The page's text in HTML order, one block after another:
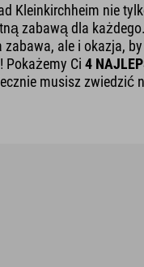
Kleinkirchheim nie
zabawą dla
ale i okazja,
Pokażemy Ci4
musisz zwiedzić